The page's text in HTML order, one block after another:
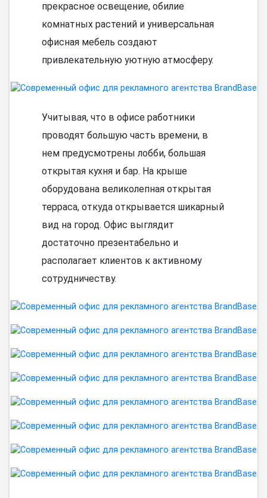
прекрасное освещение, обилие
комнатных растений и универсальная
офисная мебель создают
привлекательную уютную атмосферу.
Учитывая, что в офисе работники
проводят большую часть времени, в
нем предусмотрены лобби, большая
открытая кухня и бар. На крыше
оборудована великолепная открытая
терраса, откуда открывается шикарный
вид на город. Офис выглядит
достаточно презентабельно и
располагает клиентов к активному
сотрудничеству.